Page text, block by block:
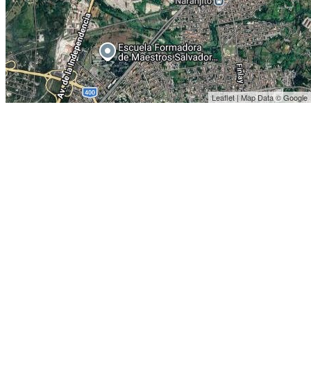
Leaflet | Map Data © Google